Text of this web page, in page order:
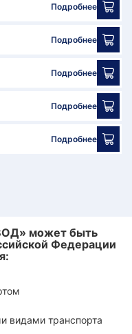
Подробнее
Подробнее
Подробнее
Подробнее
Подробнее
может быть
Федерации
видами транспорта